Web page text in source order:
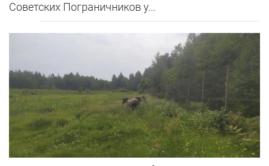
Советских Пограничников у...